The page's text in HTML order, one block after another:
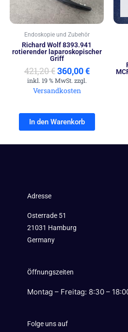
Endoskopie und Zubehör
Richard Wolf 8393.941
rotierender laparoskopischer
Griff
421,20€360,00€
inkl. 19 % MwSt. zzgl.
Versandkosten
In den Warenkorb
Adresse
Osterrade 51
21031 Hamburg
Germany
Öffnungszeiten
Montag – Freitag: 8:30 –
Folge uns auf